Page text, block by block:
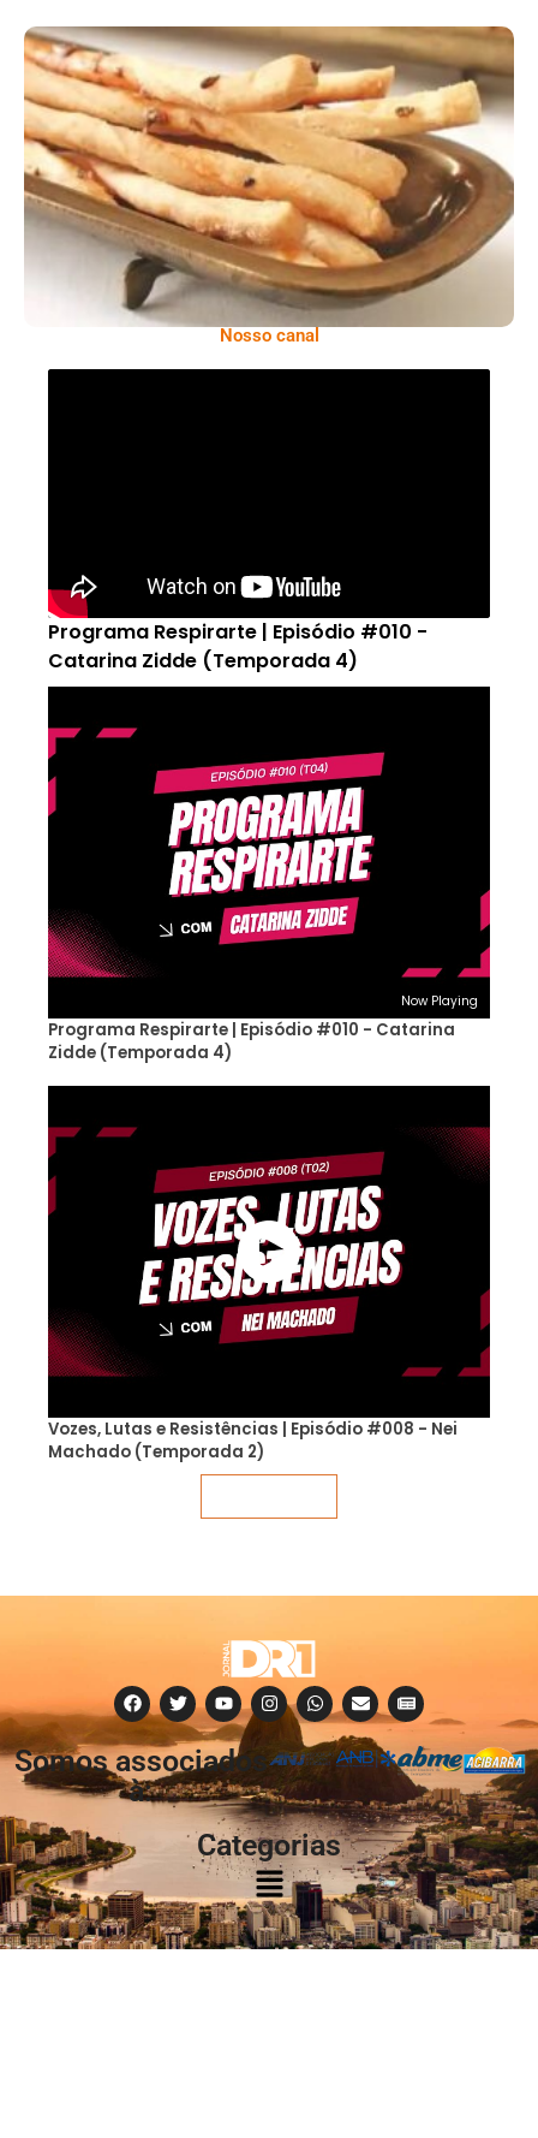
Comer Bem: Palitinhos De Cebola E Salsa
Nosso canal
Programa Respirarte | Episódio #010 -
Catarina Zidde (Temporada 4)
Now Playing
Programa Respirarte | Episódio #010 - Catarina
Zidde (Temporada 4)
Vozes, Lutas e Resistências | Episódio #008 - Nei
Machado (Temporada 2)
Somos associados
à:
Categorias